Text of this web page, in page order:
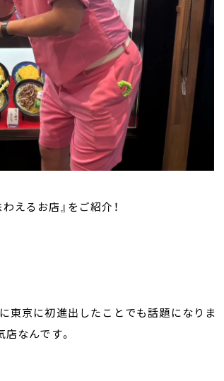
えるお店』をご紹介！
東京に初進出したことでも話題になりま
なんです。